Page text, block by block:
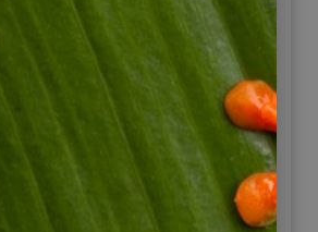
Arenas
buchbar
die Weite Patagoniens
Milodon Höhle
Landschaften im
Paine NP